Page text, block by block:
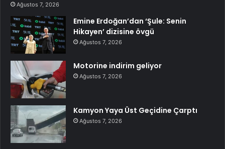
Ağustos 7, 2026
Emine Erdoğan’dan ‘Şule: Senin
Hikayen’ dizisine övgü
Ağustos 7, 2026
Motorine indirim geliyor
Ağustos 7, 2026
Kamyon Yaya Üst Geçidine Çarptı
Ağustos 7, 2026